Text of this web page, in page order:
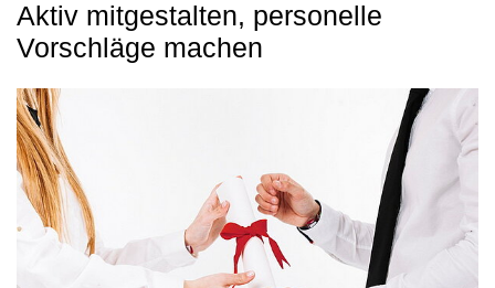
Aktiv mitgestalten, personelle
Vorschläge machen